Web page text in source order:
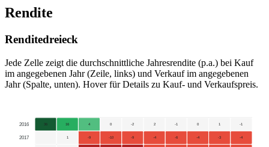
Rendite
Renditedreieck
Jede Zelle zeigt die durchschnittliche Jahresrendite (p.a.) bei Kauf
im angegebenen Jahr (Zeile, links) und Verkauf im angegebenen
Jahr (Spalte, unten). Hover für Details zu Kauf- und Verkaufspreis.
2016
2017
36 16 4 0 -2 2 -1 0 1 -1
1 -9 -10 -9 -4 -6 -4 -3 -4